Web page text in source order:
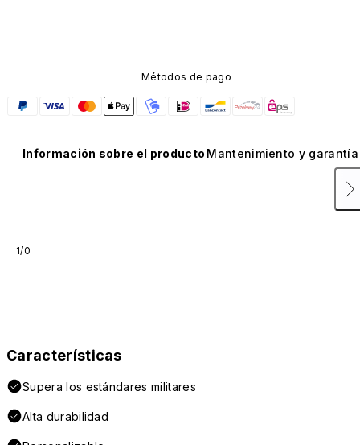
Métodos de pago
Información sobre el producto Mantenimiento y garantía
1/0
Características
Supera los estándares militares
Alta durabilidad